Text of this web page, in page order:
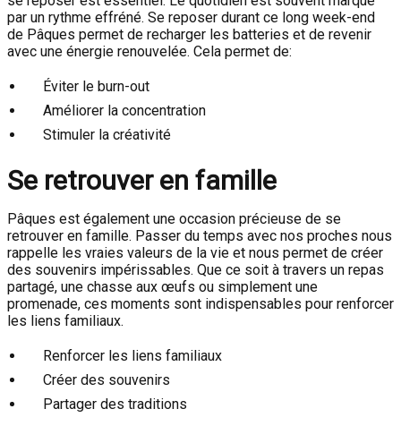
par un rythme effréné. Se reposer durant ce long week-end
de Pâques permet de recharger les batteries et de revenir
avec une énergie renouvelée. Cela permet de:
Éviter le burn-out
Améliorer la concentration
Stimuler la créativité
Se retrouver en famille
Pâques est également une occasion précieuse de se
retrouver en famille. Passer du temps avec nos proches nous
rappelle les vraies valeurs de la vie et nous permet de créer
des souvenirs impérissables. Que ce soit à travers un repas
partagé, une chasse aux œufs ou simplement une
promenade, ces moments sont indispensables pour renforcer
les liens familiaux.
Renforcer les liens familiaux
Créer des souvenirs
Partager des traditions